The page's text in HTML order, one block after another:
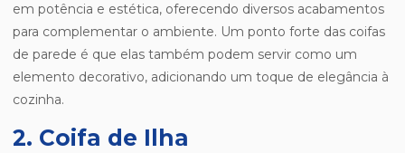
em potência e estética, oferecendo diversos acabamentos
para complementar o ambiente. Um ponto forte das coifas
de parede é que elas também podem servir como um
elemento decorativo, adicionando um toque de elegância à
cozinha.
2. Coifa de Ilha